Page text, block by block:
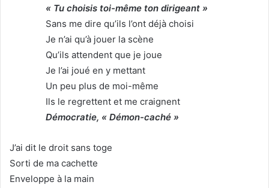
« Tu choisis toi-même ton dirigeant »
Sans me dire qu’ils l’ont déjà choisi
Je n’ai qu’à jouer la scène
Qu’ils attendent que je joue
Je l’ai joué en y mettant
Un peu plus de moi-même
Ils le regrettent et me craignent
Démocratie, « Démon-caché »
J’ai dit le droit sans toge
Sorti de ma cachette
Enveloppe à la main